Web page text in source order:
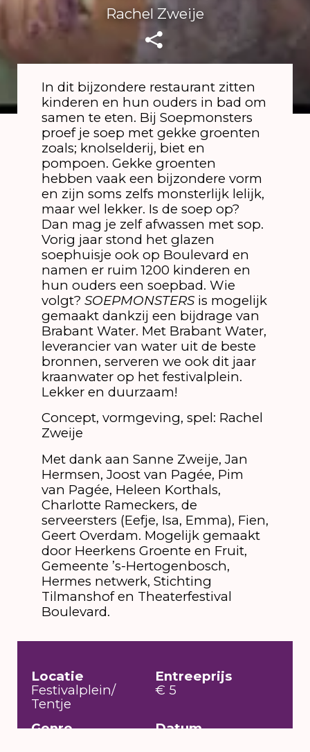
Rachel Zweije
In dit bijzondere restaurant zitten
kinderen en hun ouders in bad om
samen te eten. Bij Soepmonsters
proef je soep met gekke groenten
zoals; knolselderij, biet en
pompoen. Gekke groenten
hebben vaak een bijzondere vorm
en zijn soms zelfs monsterlijk lelijk,
maar wel lekker. Is de soep op?
Dan mag je zelf afwassen met sop.
Vorig jaar stond het glazen
soephuisje ook op Boulevard en
namen er ruim 1200 kinderen en
hun ouders een soepbad. Wie
volgt? SOEPMONSTERS is mogelijk
gemaakt dankzij een bijdrage van
Brabant Water. Met Brabant Water,
leverancier van water uit de beste
bronnen, serveren we ook dit jaar
kraanwater op het festivalplein.
Lekker en duurzaam!
Concept, vormgeving, spel: Rachel
Zweije
Met dank aan Sanne Zweije, Jan
Hermsen, Joost van Pagée, Pim
van Pagée, Heleen Korthals,
Charlotte Rameckers, de
serveersters (Eefje, Isa, Emma), Fien,
Geert Overdam. Mogelijk gemaakt
door Heerkens Groente en Fruit,
Gemeente ’s-Hertogenbosch,
Hermes netwerk, Stichting
Tilmanshof en Theaterfestival
Boulevard.
Locatie
Festivalplein/
Tentje
Entreeprijs
€ 5
Genre
Datum